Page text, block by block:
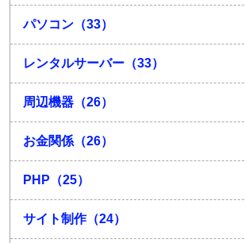
パソコン（33）
レンタルサーバー（33）
周辺機器（26）
お金関係（26）
PHP（25）
サイト制作（24）